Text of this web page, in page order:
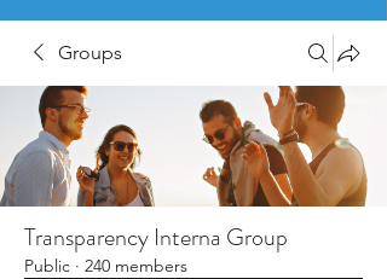
Groups
Transparency Interna Group
Public · 240 members